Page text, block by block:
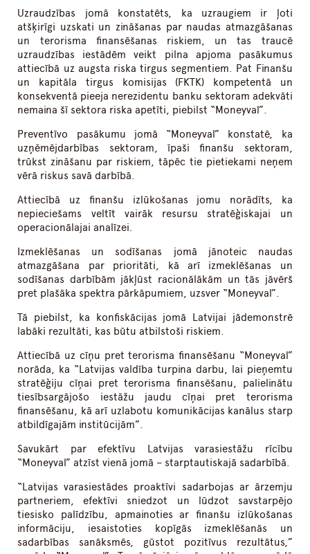
Uzraudzības jomā konstatēts, ka uzraugiem ir ļoti
atšķirīgi uzskati un zināšanas par naudas atmazgāšanas
un terorisma finansēšanas riskiem, un tas traucē
uzraudzības iestādēm veikt pilna apjoma pasākumus
attiecībā uz augsta riska tirgus segmentiem. Pat Finanšu
un kapitāla tirgus komisijas (FKTK) kompetentā un
konsekventā pieeja nerezidentu banku sektoram adekvāti
nemaina šī sektora riska apetīti, piebilst “Moneyval”.
Preventīvo pasākumu jomā “Moneyval” konstatē, ka
uzņēmējdarbības sektoram, īpaši finanšu sektoram,
trūkst zināšanu par riskiem, tāpēc tie pietiekami neņem
vērā riskus savā darbībā.
Attiecībā uz finanšu izlūkošanas jomu norādīts, ka
nepieciešams veltīt vairāk resursu stratēģiskajai un
operacionālajai analīzei.
Izmeklēšanas un sodīšanas jomā jānoteic naudas
atmazgāšana par prioritāti, kā arī izmeklēšanas un
sodīšanas darbībām jākļūst racionālākām un tās jāvērš
pret plašāka spektra pārkāpumiem, uzsver “Moneyval”.
Tā piebilst, ka konfiskācijas jomā Latvijai jādemonstrē
labāki rezultāti, kas būtu atbilstoši riskiem.
Attiecībā uz cīņu pret terorisma finansēšanu “Moneyval”
norāda, ka “Latvijas valdība turpina darbu, lai pieņemtu
stratēģiju cīņai pret terorisma finansēšanu, palielinātu
tiesībsargājošo iestāžu jaudu cīņai pret terorisma
finansēšanu, kā arī uzlabotu komunikācijas kanālus starp
atbildīgajām institūcijām”.
Savukārt par efektīvu Latvijas varasiestāžu rīcību
“Moneyval” atzīst vienā jomā – starptautiskajā sadarbībā.
“Latvijas varasiestādes proaktīvi sadarbojas ar ārzemju
partneriem, efektīvi sniedzot un lūdzot savstarpējo
tiesisko palīdzību, apmainoties ar finanšu izlūkošanas
informāciju, iesaistoties kopīgās izmeklēšanās un
sadarbības sanāksmēs, gūstot pozitīvus rezultātus,”